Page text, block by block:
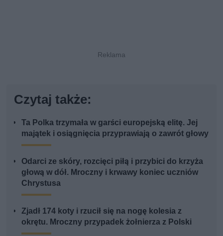
Czytaj także:
Ta Polka trzymała w garści europejską elitę. Jej
majątek i osiągnięcia przyprawiają o zawrót głowy
Odarci ze skóry, rozcięci piłą i przybici do krzyża
głową w dół. Mroczny i krwawy koniec uczniów
Chrystusa
Zjadł 174 koty i rzucił się na nogę kolesia z
okrętu. Mroczny przypadek żołnierza z Polski